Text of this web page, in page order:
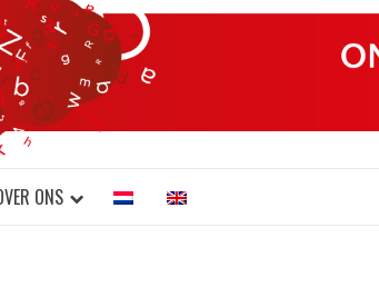
DONDERS
ONS